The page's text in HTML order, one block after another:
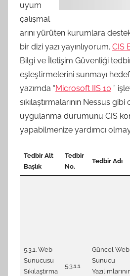
uyum
çalışmal
arını yürüten kurumlara
bir dizi yazı yayınlıyorum. CIS
Bilgi ve İletişim Güvenliği
eşleştirmelerini sunmayı
yazımda “Microsoft IIS 10 ”
sıkılaştırmalarının Nessus
uygulanma durumunu CIS
yapabilmenize yardımcı
Tedbir Alt
Başlık
Tedbir
No.
Tedbir Adı
5.3.1. Web
Sunucusu
Sıkılaştırma
5.3.1.1
Güncel Web
Sunucu